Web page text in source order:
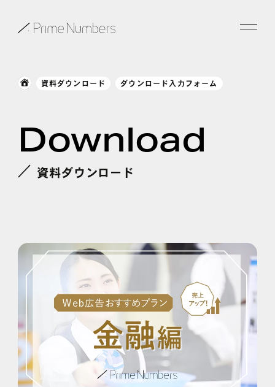
事例紹介
お役立ち情報
お知らせ
各種ご相談 資料ダウンロード
セミナー申し込み
資料ダウンロード ダウンロード入力フォーム
Download
資料ダウンロード